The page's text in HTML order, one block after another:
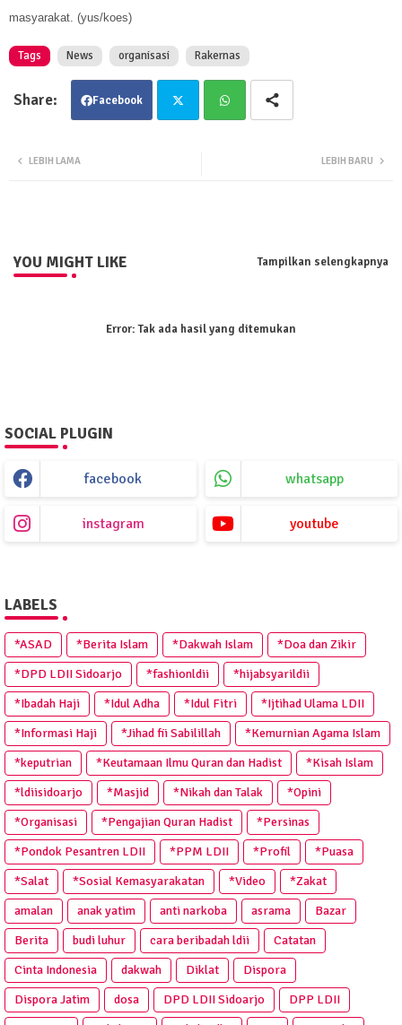
masyarakat. (yus/koes)
Tags News organisasi Rakernas
Facebook
LEBIH BARU
LEBIH LAMA
YOU MIGHT LIKE Tampilkan selengkapnya
Error:Tak ada hasil yang ditemukan
SOCIAL PLUGIN
facebook whatsapp
instagram youtube
LABELS
*ASAD *Berita Islam *Dakwah Islam
*Doa dan Zikir
*DPD LDII Sidoarjo
*fashionldii
*hijabsyarildii
*Ibadah Haji
*Idul Adha *Idul Fitri
*Ijtihad Ulama LDII
*Informasi Haji
*Jihad fii Sabilillah
*Kemurnian Agama Islam
*keputrian
*Keutamaan Ilmu Quran dan Hadist
*Kisah Islam
*ldiisidoarjo
*Masjid *Nikah dan Talak
*Opini
*Organisasi
*Pengajian Quran Hadist
*Persinas
*Pondok Pesantren LDII
*PPM LDII *Profil
*Puasa
*Salat
*Sosial Kemasyarakatan *Video
*Zakat
amalan
anak yatim anti narkoba asrama
Bazar
Berita
budi luhur cara beribadah ldii
Catatan
Cinta Indonesia
dakwah Diklat
Dispora
Dispora Jatim
dosa DPD LDII Sidoarjo
DPP LDII